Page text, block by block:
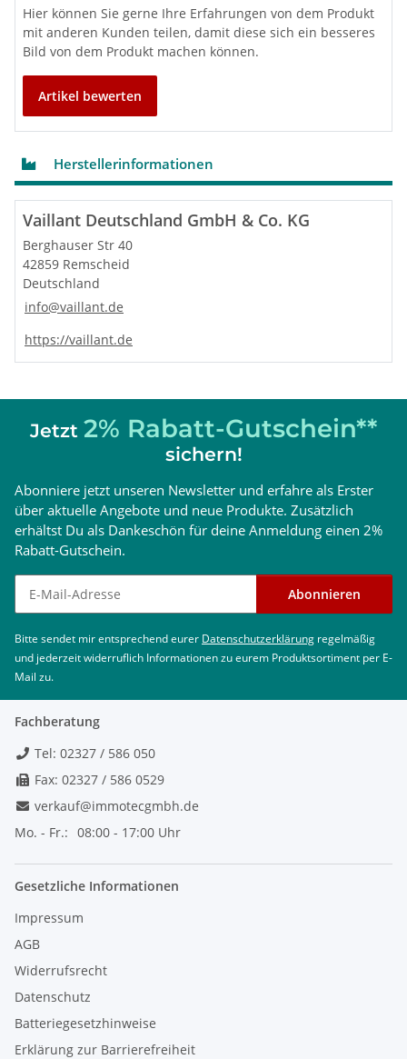
Hier können Sie gerne Ihre Erfahrungen von dem Produkt
mit anderen Kunden teilen, damit diese sich ein besseres
Bild von dem Produkt machen können.
Artikel bewerten
Herstellerinformationen
Vaillant Deutschland GmbH & Co. KG
Berghauser Str 40
42859 Remscheid
Deutschland
info@vaillant.de
https://vaillant.de
Jetzt 2% Rabatt-Gutschein**
sichern!
Abonniere jetzt unseren Newsletter und erfahre als Erster
über aktuelle Angebote und neue Produkte. Zusätzlich
erhältst Du als Dankeschön für deine Anmeldung einen 2%
Rabatt-Gutschein.
Newsletter abonnieren Abonnieren
Bitte sendet mir entsprechend eurer Datenschutzerklärung regelmäßig
und jederzeit widerruflich Informationen zu eurem Produktsortiment per E-
Mail zu.
Fachberatung
Tel: 02327 / 586 050
Fax: 02327 / 586 0529
verkauf@immotecgmbh.de
Mo. - Fr.: 08:00 - 17:00 Uhr
Gesetzliche Informationen
Impressum
AGB
Widerrufsrecht
Datenschutz
Batteriegesetzhinweise
Erklärung zur Barrierefreiheit